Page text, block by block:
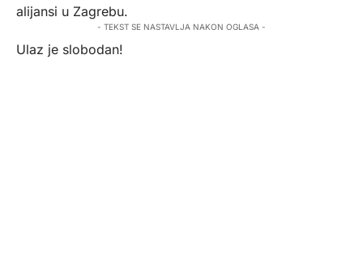
alijansi u Zagrebu.
- TEKST SE NASTAVLJA NAKON OGLASA -
Ulaz je slobodan!